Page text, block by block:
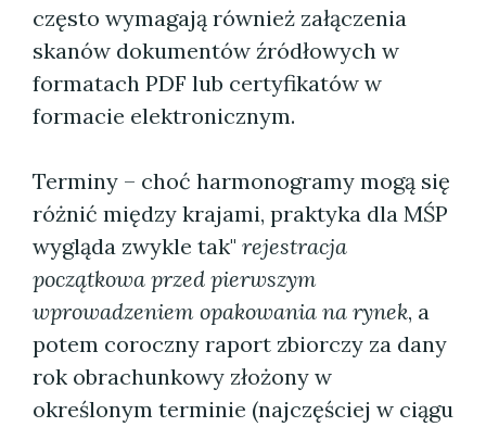
często wymagają również załączenia
skanów dokumentów źródłowych w
formatach PDF lub certyfikatów w
formacie elektronicznym.
Terminy – choć harmonogramy mogą się
różnić między krajami, praktyka dla MŚP
wygląda zwykle tak" rejestracja
początkowa przed pierwszym
wprowadzeniem opakowania na rynek, a
potem coroczny raport zbiorczy za dany
rok obrachunkowy złożony w
określonym terminie (najczęściej w ciągu